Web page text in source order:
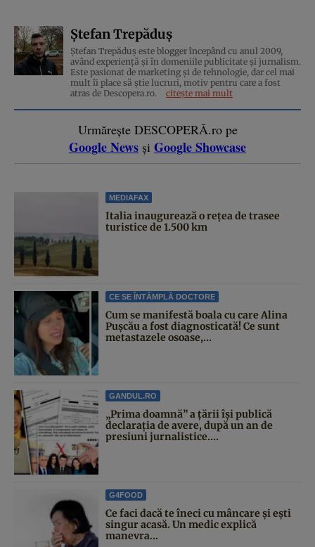
Ștefan Trepăduș
Ștefan Trepăduș este blogger începând cu anul 2009,
având experiență și în domeniile publicitate și jurnalism.
Este pasionat de marketing și de tehnologie, dar cel mai
mult îi place să știe lucruri, motiv pentru care a fost
atras de Descopera.ro.
citește mai mult
Urmărește DESCOPERĂ.ro pe
Google News și Google Showcase
MEDIAFAX
Italia inaugurează o rețea de trasee
turistice de 1.500 km
CE SE ÎNTÂMPLĂ DOCTORE
Cum se manifestă boala cu care Alina
Pușcău a fost diagnosticată! Ce sunt
metastazele osoase,...
GANDUL.RO
„Prima doamnă” a țării își publică
declarația de avere, după un an de
presiuni jurnalistice....
G4FOOD
Ce faci dacă te îneci cu mâncare și ești
singur acasă. Un medic explică
manevra...